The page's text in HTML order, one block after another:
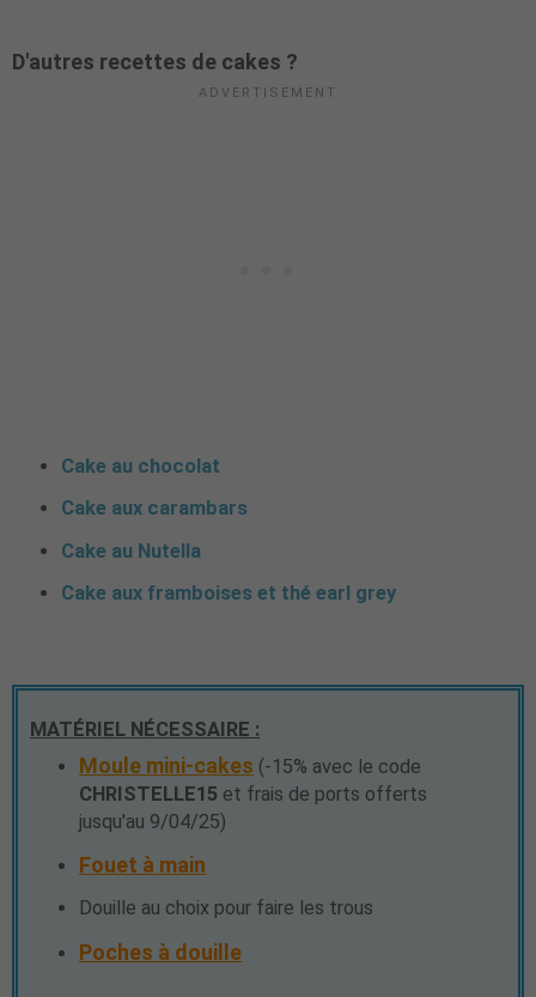
D'autres recettes de cakes ?
Cake au chocolat
Cake aux carambars
Cake au Nutella
Cake aux framboises et thé earl grey
MATÉRIEL NÉCESSAIRE :
Moule mini-cakes (-15% avec le code
CHRISTELLE15 et frais de ports offerts
jusqu'au 9/04/25)
Fouet à main
Douille au choix pour faire les trous
Poches à douille